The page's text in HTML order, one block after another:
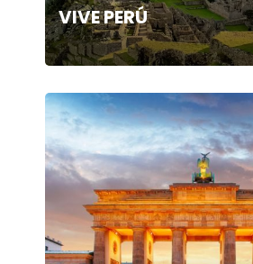
VIVE PERÚ